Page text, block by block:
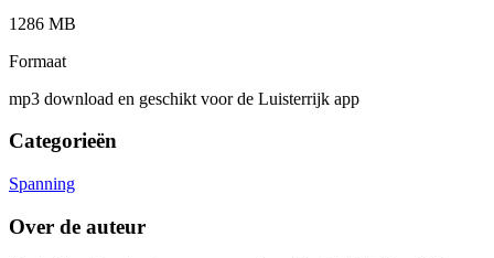
1286 MB
Formaat
mp3 download en geschikt voor de Luisterrijk app
Categorieën
Spanning
Over de auteur